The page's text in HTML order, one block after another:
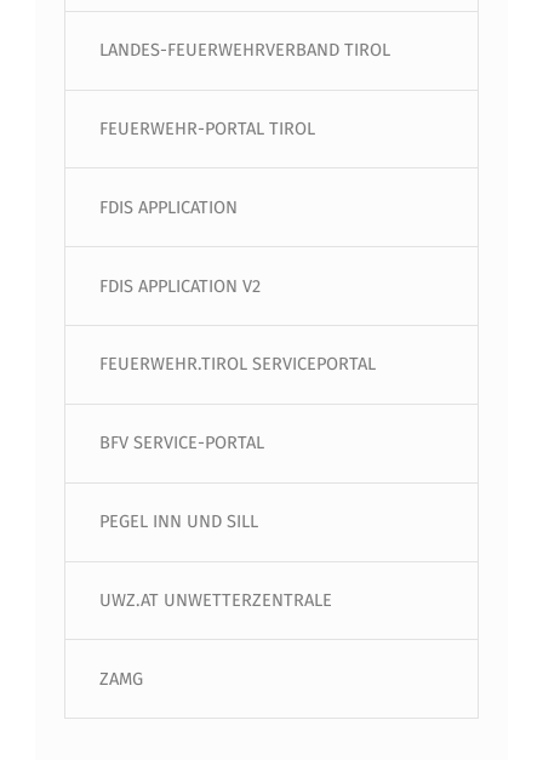
LANDES-FEUERWEHRVERBAND TIROL
FEUERWEHR-PORTAL TIROL
FDIS APPLICATION
FDIS APPLICATION V2
FEUERWEHR.TIROL SERVICEPORTAL
BFV SERVICE-PORTAL
PEGEL INN UND SILL
UWZ.AT UNWETTERZENTRALE
ZAMG